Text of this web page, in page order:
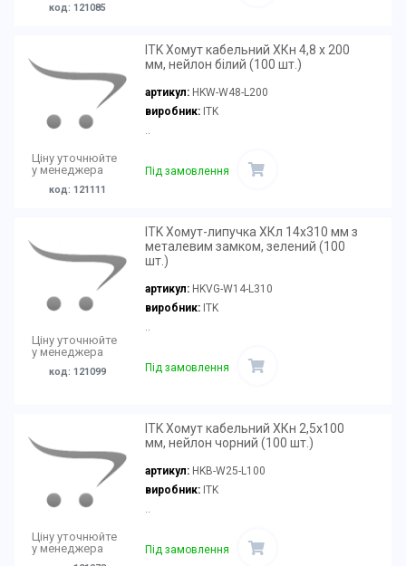
код: 121085
Ціну уточнюйте
у менеджера
код: 121111
ITK Хомут кабельний ХКн 4,8 х 200
мм, нейлон білий (100 шт.)
артикул: HKW-W48-L200
виробник:ITK
..
Під замовлення
Ціну уточнюйте
у менеджера
код: 121099
ITK Хомут-липучка ХКл 14х310 мм з
металевим замком, зелений (100
шт.)
артикул: HKVG-W14-L310
виробник:ITK
..
Під замовлення
Ціну уточнюйте
у менеджера
ITK Хомут кабельний ХКн 2,5х100
мм, нейлон чорний (100 шт.)
артикул: HKB-W25-L100
виробник:ITK
..
Під замовлення